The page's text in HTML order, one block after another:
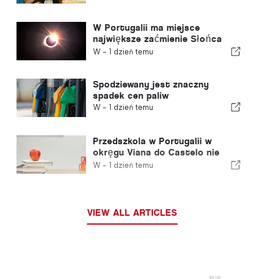
W Portugalii ma miejsce
największe zaćmienie Słońca
tego stulecia
W - 1 dzień temu
Spodziewany jest znaczny
spadek cen paliw
W - 1 dzień temu
Przedszkola w Portugalii w
okręgu Viana do Castelo nie
zostaną zamknięte
W - 1 dzień temu
VIEW ALL ARTICLES